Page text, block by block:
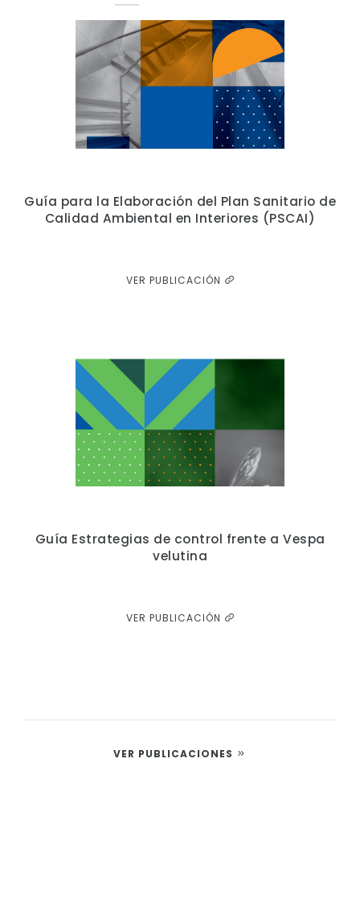
Guía para la Elaboración del Plan Sanitario de
Calidad Ambiental en Interiores (PSCAI)
VER PUBLICACIÓN
Guía Estrategias de control frente a Vespa
velutina
VER PUBLICACIÓN
VER PUBLICACIONES